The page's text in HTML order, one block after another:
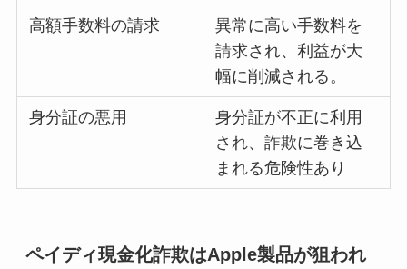
高額手数料の請求
異常に高い手数料を
請求され、利益が大
幅に削減される。
身分証の悪用
身分証が不正に利用
され、詐欺に巻き込
まれる危険性あり
ペイディ現金化詐欺はApple製品が狙われ